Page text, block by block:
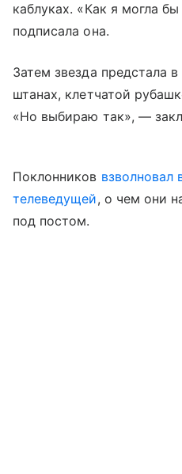
каблуках. «Как я могла
подписала она.
Затем звезда предстала
штанах, клетчатой
«Но выбираю так», —
Поклонников взволновал
телеведущей, о чем они
под постом.